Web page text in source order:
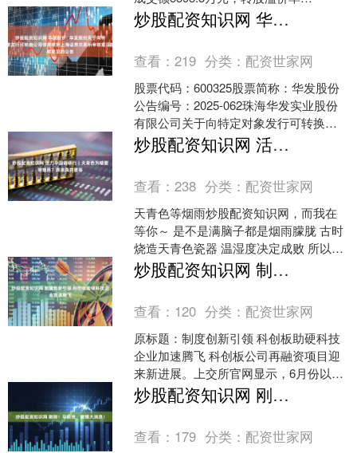
12.82%。 资料显示，神马转债信用级
别....
炒股配资知识网 华发股份: 华发股份关于向特定对象发行可转换公司债券收到上海证券交易所审核意见的公告
查看：219 分类： 配资世家网
股票代码：600325股票简称：华发股份
公告编号：2025-062珠海华发实业股份
有限公司关于向特定对象发行可转换公
司债券收到上海证券交易所审核意见的
公告本公司....
炒股配资知识网 活力中国调研行｜天青色为啥要等烟雨？原来真的要等
查看：238 分类： 配资世家网
天青色等烟雨炒股配资知识网，而我在
等你～ 是不是满脑子都是烟雨朦胧 古时
烧造天青色瓷器 温湿度决定成败 所以窑
工要靠老天爷赏饭吃 等下雨才能烧 如今
工艺升级，精....
炒股配资知识网 制度创新引领 科创板助硬科技企业加速腾飞
查看： 120 分类： 配资世家网
原标题：制度创新引领 科创板助硬科技
企业加速腾飞 科创板公司再融资项目迎
来新进展。上交所官网显示，6月份以来
截至6月16日记者发稿，已有7家科创板
公司更新再融资....
炒股配资知识网 刚刚！马斯克，突爆大消息！
查看： 179 分类： 配资世家网